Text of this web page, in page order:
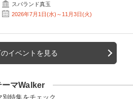
スパランド真玉
2026年7月1日(水)～11月3日(火)
イベントを見る
ーマWalker
別特集をチェック